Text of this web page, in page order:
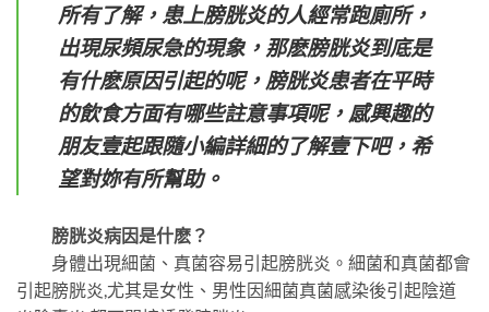
所有了解，患上膀胱炎的人經常跑廁所，
出現尿頻尿急的現象，那麽膀胱炎到底是
有什麽原因引起的呢，膀胱炎患者在平時
的飲食方面有哪些註意事項呢，感興趣的
朋友壹起跟隨小編詳細的了解壹下吧，希
望對妳有所幫助。
膀胱炎病因是什麽？
身體出現細菌、真菌容易引起膀胱炎。細菌和真菌都會
引起膀胱炎,尤其是女性、男性因細菌真菌感染後引起陰道